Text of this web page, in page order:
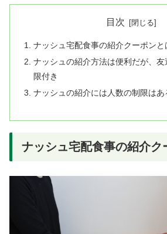
目次
ナッシュ宅配食事の紹介クーポンと
ナッシュの紹介方法は便利だが、
限付き
ナッシュの紹介には人数の制限はあ
ナッシュ宅配食事の紹介ク